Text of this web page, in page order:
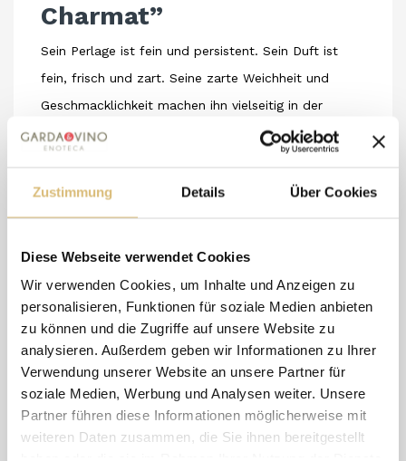
Zustimmung Details Über Cookies
Diese Webseite verwendet Cookies
Wir verwenden Cookies, um Inhalte und Anzeigen zu
personalisieren, Funktionen für soziale Medien anbieten
zu können und die Zugriffe auf unsere Website zu
analysieren. Außerdem geben wir Informationen zu Ihrer
Verwendung unserer Website an unsere Partner für
soziale Medien, Werbung und Analysen weiter. Unsere
Partner führen diese Informationen möglicherweise mit
weiteren Daten zusammen, die Sie ihnen bereitgestellt
Charmat”
Sein Perlage ist fein und persistent. Sein Duft ist
fein, frisch und zart. Seine zarte Weichheit und
Geschmacklichkeit machen ihn vielseitig in der
Kombination, sowohl als Aperitif als auch zu einem
Fischgerichten, zarten Fleischsorten, Gemüse und
frischen Käsesorten. Anemos ist ein Wein, der
der es wert ist, in Erinnerung behalten und in der
Seele festgehalten zu werden. Kühl servieren bei 8°.
8 andere Artikel in der
gleichen Kategorie: